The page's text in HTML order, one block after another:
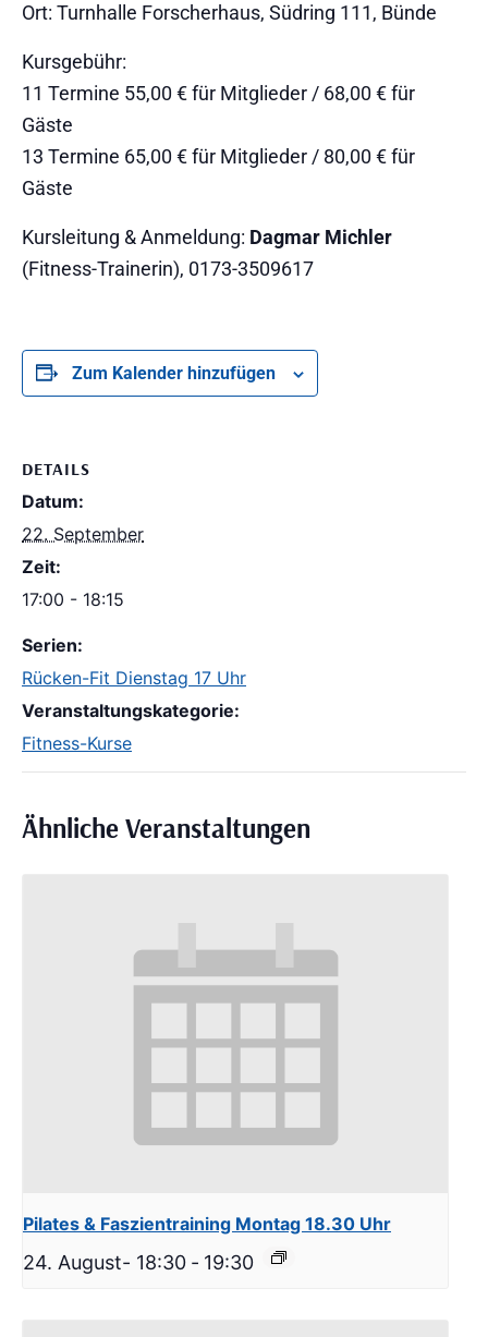
Ort: Turnhalle Forscherhaus, Südring 111, Bünde
Kursgebühr:
11 Termine 55,00 € für Mitglieder / 68,00 € für
Gäste
13 Termine 65,00 € für Mitglieder / 80,00 € für
Gäste
Kursleitung & Anmeldung: Dagmar Michler
(Fitness-Trainerin), 0173-3509617
Zum Kalender hinzufügen
DETAILS
Datum:
22. September
Zeit:
17:00 - 18:15
Serien:
Rücken-Fit Dienstag 17 Uhr
Veranstaltungskategorie:
Fitness-Kurse
Ähnliche Veranstaltungen
Pilates & Faszientraining Montag 18.30 Uhr
24. August- 18:30 - 19:30